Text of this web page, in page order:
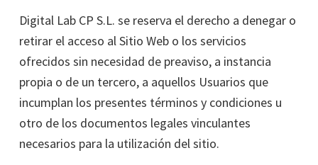
Digital Lab CP S.L. se reserva el derecho a denegar o
retirar el acceso al Sitio Web o los servicios
ofrecidos sin necesidad de preaviso, a instancia
propia o de un tercero, a aquellos Usuarios que
incumplan los presentes términos y condiciones u
otro de los documentos legales vinculantes
necesarios para la utilización del sitio.